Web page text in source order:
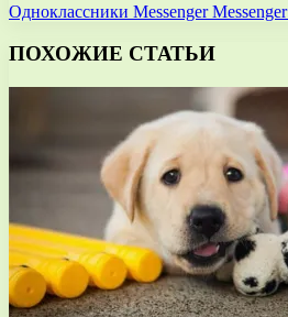
Одноклассники Messenger Messenger
ПОХОЖИЕ СТАТЬИ